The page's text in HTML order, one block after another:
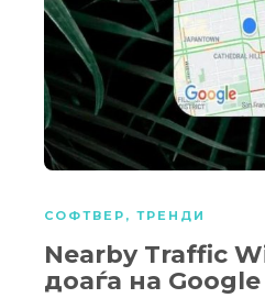
СОФТВЕР , ТРЕНДИ
Nearby Traffic
доаѓа на